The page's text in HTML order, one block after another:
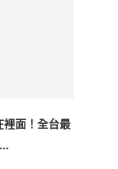
面！全台最